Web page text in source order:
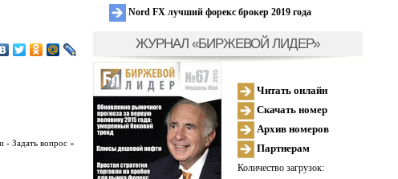
- Задать вопрос »
Nord FX лучший форекс брокер 2019 года
ЖУРНАЛ «БИРЖЕВОЙ ЛИДЕР»
Читать онлайн
Скачать номер
Архив номеров
Партнерам
Количество загрузок: